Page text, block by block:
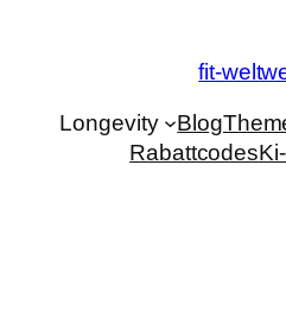
fit-
Longevity Blog
Rabattcodes